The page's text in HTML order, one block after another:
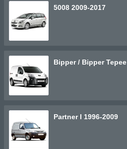
5008 2009-2017
Bipper / Bipper Tepee
Partner I 1996-2009